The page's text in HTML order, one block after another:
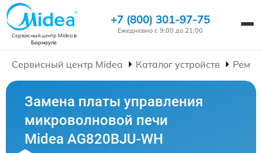
Сервисный центр Mideaв
Барнауле
+7 (800) 301-97-75
Ежедневно с 9:00 до 21:00
Сервисный центр Midea Каталог устройств
Замена платы управления
микроволновой печи
Midea AG820BJU-WH